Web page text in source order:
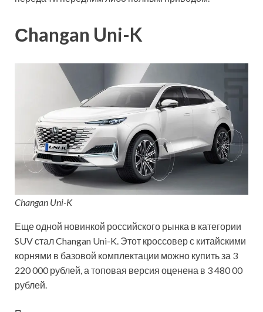
Сhangan Uni-K
Changan Uni-K
Еще одной новинкой российского рынка в категории
SUV стал Changan Uni-K. Этот кроссовер с китайскими
корнями в базовой комплектации можно купить за 3
220 000 рублей, а топовая версия оценена в 3 480 00
рублей.